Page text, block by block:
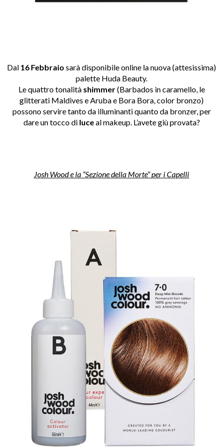
Dal 16 Febbraio sarà disponibile online la nuova (attesissima)
palette Huda Beauty.
Le quattro tonalità shimmer(Barbados in caramello, le
glitterati Maldives e Aruba e Bora Bora, color bronzo)
possono servire tanto da illuminanti quanto da bronzer, per
dare un tocco di luceal makeup. L’avete giù provata?
Josh Wood e la “Sezione della Morte” per i Capelli